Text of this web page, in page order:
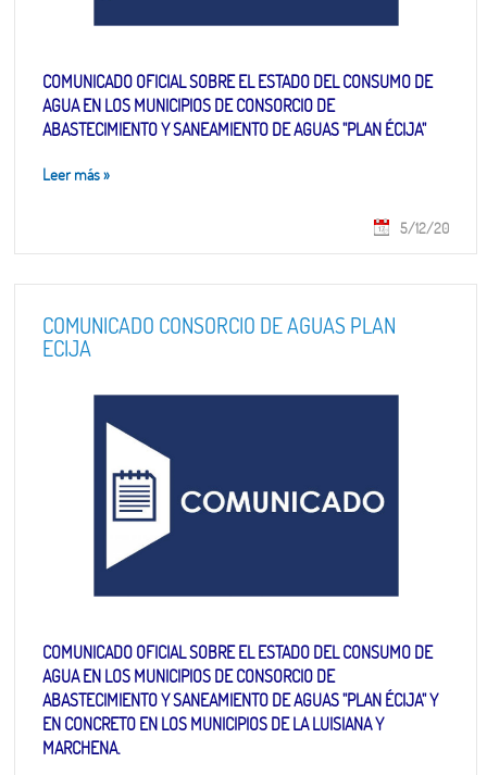
COMUNICADO OFICIAL SOBRE EL ESTADO DEL CONSUMO DE
AGUA EN LOS MUNICIPIOS DE CONSORCIO DE
ABASTECIMIENTO Y SANEAMIENTO DE AGUAS "PLAN ÉCIJA"
Leer más»
5/12/20
COMUNICADO CONSORCIO DE AGUAS PLAN
ECIJA
COMUNICADO OFICIAL SOBRE EL ESTADO DEL CONSUMO DE
AGUA EN LOS MUNICIPIOS DE CONSORCIO DE
ABASTECIMIENTO Y SANEAMIENTO DE AGUAS "PLAN ÉCIJA" Y
EN CONCRETO EN LOS MUNICIPIOS DE LA LUISIANA Y
MARCHENA.